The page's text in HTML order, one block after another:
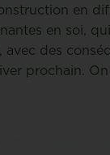
en
en soi,
avec des
prochain.